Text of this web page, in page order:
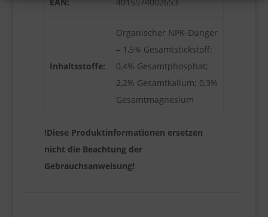
Inhaltsstoffe:
Organischer NPK-Dünger
– 1,5% Gesamtstickstoff;
0,4% Gesamtphosphat;
2,2% Gesamtkalium; 0,3%
Gesamtmagnesium
!Diese Produktinformationen ersetzen
nicht die Beachtung der
Gebrauchsanweisung!